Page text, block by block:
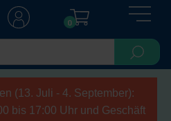
0
(13. Juli - 4. September):
bis 17:00 Uhr und Geschäft